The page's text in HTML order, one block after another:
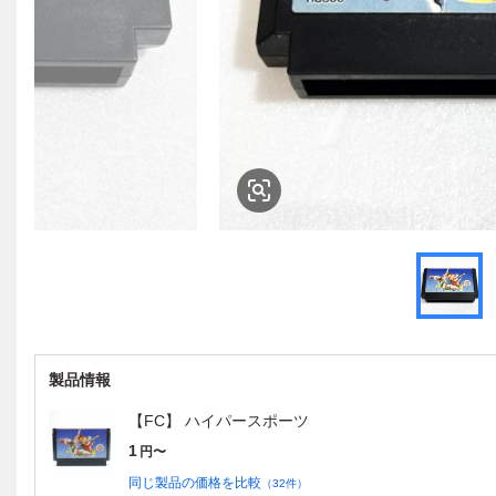
製品情報
【FC】 ハイパースポーツ
1 円〜
同じ製品の価格を比較 （32件）